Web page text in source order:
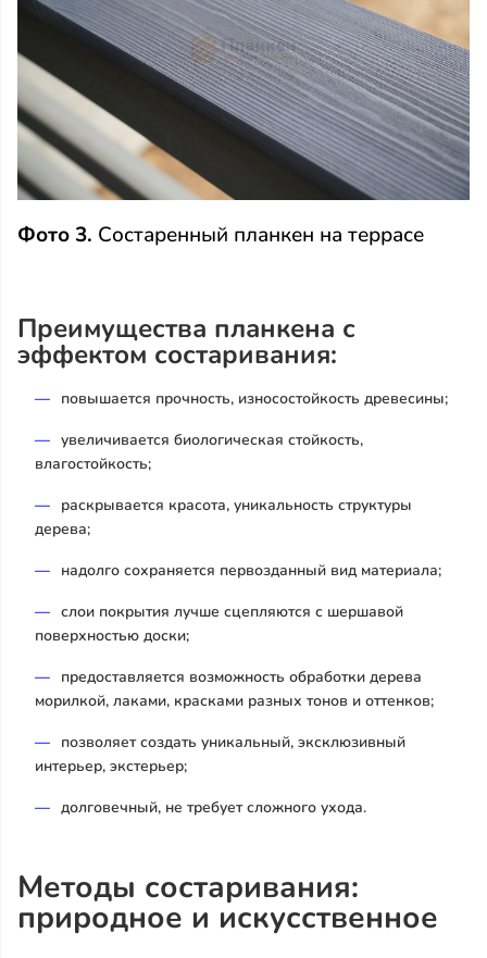
Фото 3. Состаренный планкен на террасе
Преимущества планкена с
эффектом состаривания:
повышается прочность, износостойкость древесины;
увеличивается биологическая стойкость,
влагостойкость;
раскрывается красота, уникальность структуры
дерева;
надолго сохраняется первозданный вид материала;
слои покрытия лучше сцепляются с шершавой
поверхностью доски;
предоставляется возможность обработки дерева
морилкой, лаками, красками разных тонов и оттенков;
позволяет создать уникальный, эксклюзивный
интерьер, экстерьер;
долговечный, не требует сложного ухода.
Методы состаривания:
природное и искусственное